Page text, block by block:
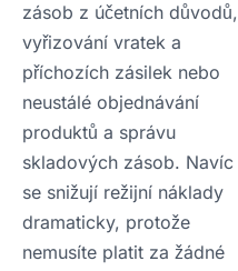
zásob z účetních důvodů,
vyřizování vratek a
příchozích zásilek nebo
neustálé objednávání
produktů a správu
skladových zásob. Navíc
se snižují režijní náklady
dramaticky, protože
nemusíte platit za žádné